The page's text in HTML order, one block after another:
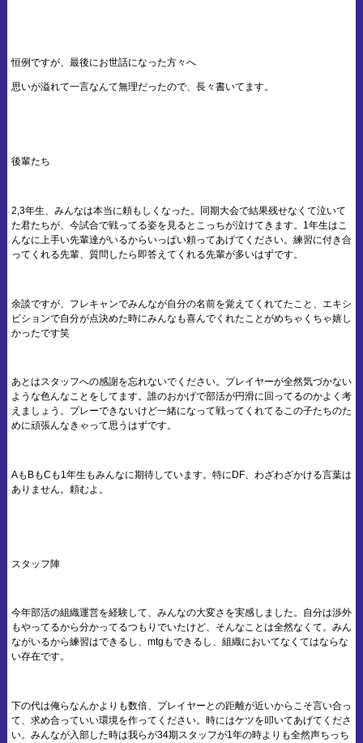
恒例ですが、最後にお世話になった方々へ
思いが溢れて一言なんて無理だったので、長々書いてます。
後輩たち
2,3年生、みんなは本当に頼もしくなった。同期大会で結果残せなくて泣いて
た君たちが、今試合で戦ってる姿を見るとこっちが泣けてきます。1年生はこ
んなに上手い先輩達がいるからいっぱい頼ってあげてください。練習に付き合
ってくれる先輩、質問したら即答えてくれる先輩が多いはずです。
余談ですが、フレキャンでみんなが自分の名前を覚えてくれてたこと、エキシ
ビションで自分が点決めた時にみんなも喜んでくれたことがめちゃくちゃ嬉し
かったです笑
あとはスタッフへの感謝を忘れないでください。プレイヤーが全然気づかない
ような色んなことをしてます。誰のおかげで部活が円滑に回ってるのかよく考
えましょう。プレーできないけど一緒になって戦ってくれてるこの子たちのた
めに頑張んなきゃって思うはずです。
AもBもCも1年生もみんなに期待しています。特にDF、わざわざかける言葉は
ありません。頼むよ。
スタッフ陣
今年部活の組織運営を経験して、みんなの大変さを実感しました。自分は渉外
もやってるから分かってるつもりでいたけど、そんなことは全然なくて。みん
ながいるから練習はできるし、mtgもできるし、組織においてなくてはならな
い存在です。
下の代は俺らなんかよりも数倍、プレイヤーとの距離が近いからこそ言い合っ
て、求め合っていい環境を作ってください。時にはケツを叩いてあげてくださ
い。みんなが入部した時は我らが34期スタッフが1年の時よりも全然声ちっち